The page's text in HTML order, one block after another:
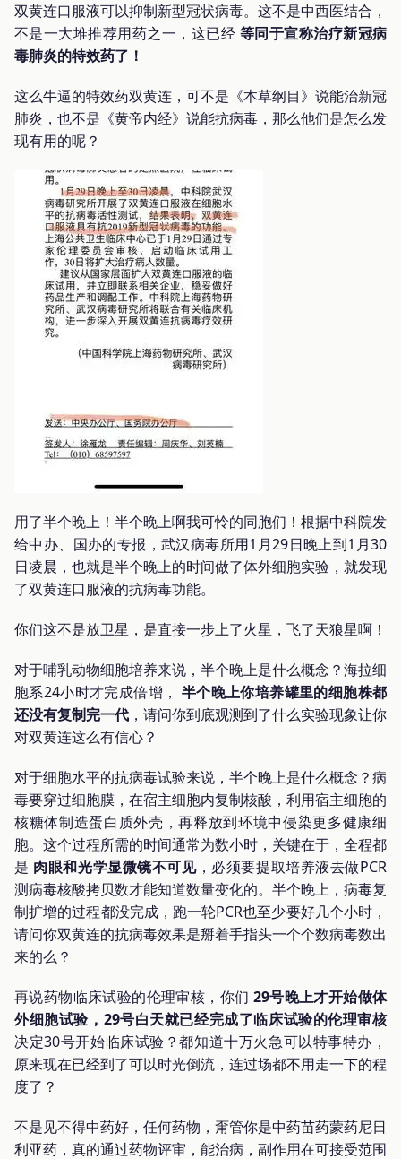
双黄连口服液可以抑制新型冠状病毒。这不是中西医结合，
不是一大堆推荐用药之一，这已经 等同于宣称治疗新冠病
毒肺炎的特效药了！
这么牛逼的特效药双黄连，可不是《本草纲目》说能治新冠
肺炎，也不是《黄帝内经》说能抗病毒，那么他们是怎么发
现有用的呢？
用了半个晚上！半个晚上啊我可怜的同胞们！根据中科院发
给中办、国办的专报，武汉病毒所用1月29日晚上到1月30
日凌晨，也就是半个晚上的时间做了体外细胞实验，就发现
了双黄连口服液的抗病毒功能。
你们这不是放卫星，是直接一步上了火星，飞了天狼星啊！
对于哺乳动物细胞培养来说，半个晚上是什么概念？海拉细
胞系24小时才完成倍增， 半个晚上你培养罐里的细胞株都
还没有复制完一代 ，请问你到底观测到了什么实验现象让你
对双黄连这么有信心？
对于细胞水平的抗病毒试验来说，半个晚上是什么概念？病
毒要穿过细胞膜，在宿主细胞内复制核酸，利用宿主细胞的
核糖体制造蛋白质外壳，再释放到环境中侵染更多健康细
胞。这个过程所需的时间通常为数小时，关键在于，全程都
是 肉眼和光学显微镜不可见，必须要提取培养液去做PCR
测病毒核酸拷贝数才能知道数量变化的。半个晚上，病毒复
制扩增的过程都没完成，跑一轮PCR也至少要好几个小时，
请问你双黄连的抗病毒效果是掰着手指头一个个数病毒数出
来的么？
再说药物临床试验的伦理审核，你们 29号晚上才开始做体
外细胞试验，29号白天就已经完成了临床试验的伦理审核
决定30号开始临床试验？都知道十万火急可以特事特办，
原来现在已经到了可以时光倒流，连过场都不用走一下的程
度了？
不是见不得中药好，任何药物，甭管你是中药苗药蒙药尼日
利亚药，真的通过药物评审，能治病，副作用在可接受范围